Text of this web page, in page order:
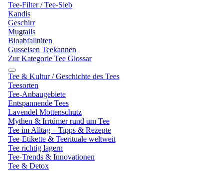
Tee-Filter / Tee-Sieb
Kandis
Geschirr
Mugtails
Bioabfalltüten
Gusseisen Teekannen
Zur Kategorie Tee Glossar
Tee & Kultur / Geschichte des Tees
Teesorten
Tee-Anbaugebiete
Entspannende Tees
Lavendel Mottenschutz
Mythen & Irrtümer rund um Tee
Tee im Alltag – Tipps & Rezepte
Tee-Etikette & Teerituale weltweit
Tee richtig lagern
Tee-Trends & Innovationen
Tee & Detox